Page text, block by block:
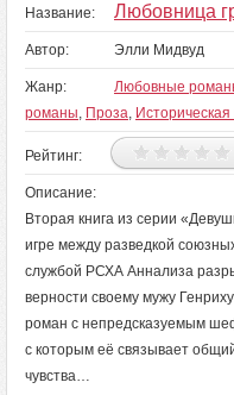
Название: Любовница
Автор: Элли Мидвуд
Жанр: Любовные
романы, Проза,
Рейтинг:
Описание:
Вторая книга из серии
игре между разведкой
службой РСХА Аннализа
верности своему мужу
роман с непредсказуемым
с которым её связывает
чувства…